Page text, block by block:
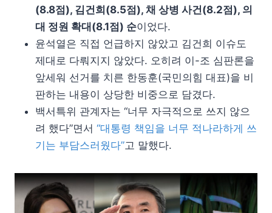
(8.8점), 김건희(8.5점), 채 상병 사건(8.2점), 의
대 정원 확대(8.1점) 순이었다.
윤석열은 직접 언급하지 않았고 김건희 이슈도
제대로 다뤄지지 않았다. 오히려 이-조 심판론을
앞세워 선거를 치른 한동훈(국민의힘 대표)을 비
판하는 내용이 상당한 비중으로 담겼다.
백서특위 관계자는 “너무 자극적으로 쓰지 않으
려 했다”면서 “대통령 책임을 너무 적나라하게 쓰
기는 부담스러웠다”고 말했다.